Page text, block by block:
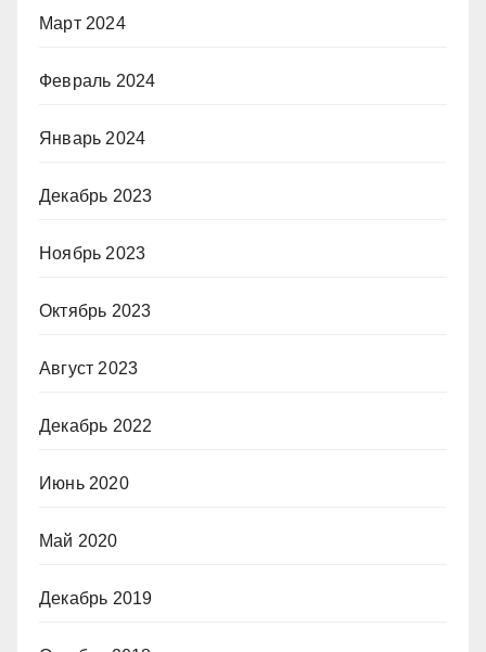
Март 2024
Февраль 2024
Январь 2024
Декабрь 2023
Ноябрь 2023
Октябрь 2023
Август 2023
Декабрь 2022
Июнь 2020
Май 2020
Декабрь 2019